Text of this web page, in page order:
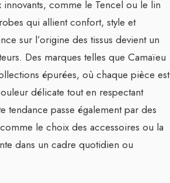
innovants, comme le Tencel ou le lin
qui allient confort, style et
sur l’origine des tissus devient un
Des marques telles que Camaïeu
épurées, où chaque pièce est
délicate tout en respectant
tendance passe également par des
le choix des accessoires ou la
dans un cadre quotidien ou